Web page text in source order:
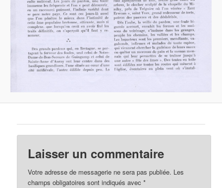
Laisser un commentaire
Votre adresse de messagerie ne sera pas publiée. Les
champs obligatoires sont indiqués avec*